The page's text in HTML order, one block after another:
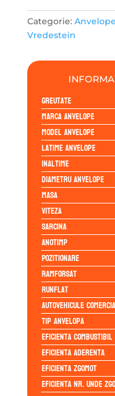
87W
Categorie:
Vredestein
Greutate
Marca anvelope
Model anvelope
Latime anvelope
Inaltime
Diametru anvelope
Masa
Viteza
Sarcina
Anotimp
Pozitionare
Ramforsat
Runflat
Autovehicule
Tip anvelopa
Eficienta Combustibil
Eficienta Aderenta
Eficienta Zgomot
Eficienta Nr. Unde